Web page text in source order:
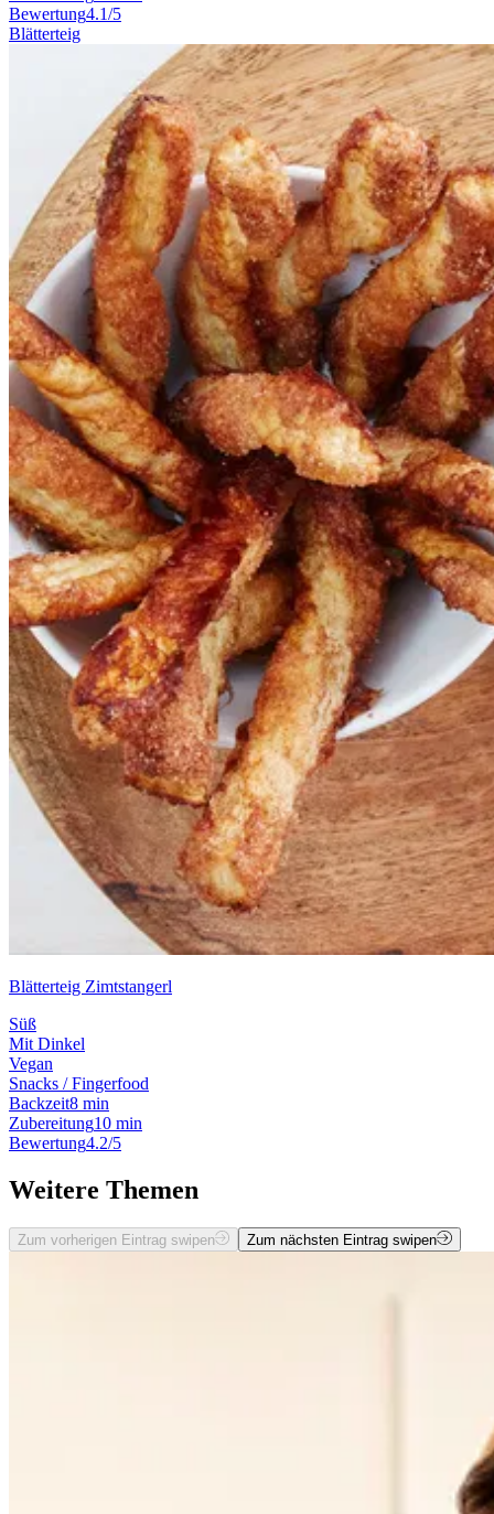
Bewertung4.1/5
Blätterteig
Blätterteig Zimtstangerl
Süß
Mit Dinkel
Vegan
Snacks / Fingerfood
Backzeit8 min
Zubereitung10 min
Bewertung4.2/5
Weitere Themen
Zum vorherigen Eintrag swipen Zum nächsten Eintrag swipen